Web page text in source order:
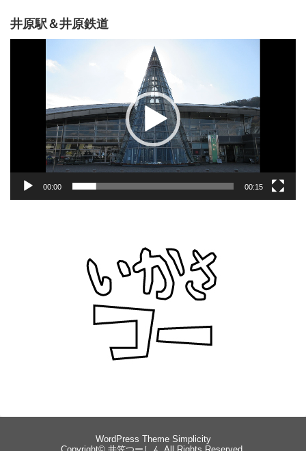
井原駅＆井原鉄道
00:00 00:15
WordPress Theme Simplicity